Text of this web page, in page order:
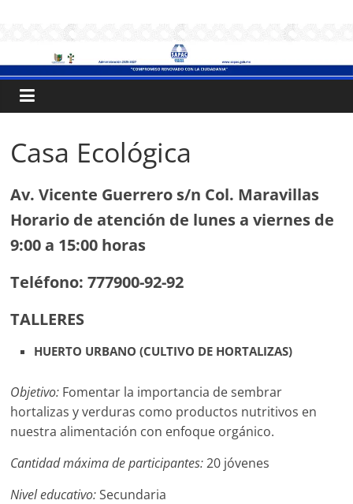
S
A
P
A
C
:.
Sistema
Agua
y
Alcantarillado
del
de
Cuernavaca
Casa Ecológica
Av. Vicente Guerrero s/n Col. Maravillas
Horario de atención de lunes a viernes de
9:00 a 15:00 horas
Teléfono: 777900-92-92
TALLERES
HUERTO URBANO (CULTIVO DE HORTALIZAS)
Objetivo: Fomentar la importancia de sembrar
hortalizas y verduras como productos nutritivos en
nuestra alimentación con enfoque orgánico.
Cantidad máxima de participantes:20 jóvenes
Nivel educativo:Secundaria